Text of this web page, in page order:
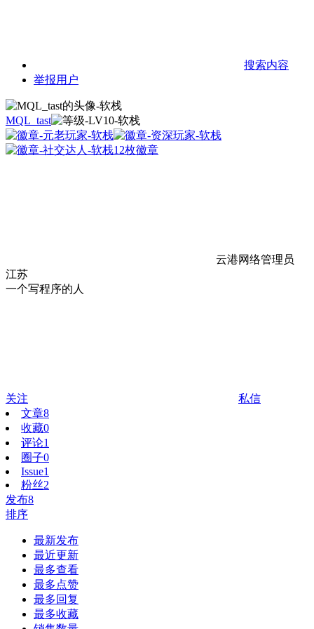
搜索内容
举报用户
MQL_tast
12枚徽章
云港网络管理员
江苏
一个写程序的人
关注
私信
文章8
收藏0
评论1
圈子0
Issue1
粉丝2
发布8
排序
最新发布
最近更新
最多查看
最多点赞
最多回复
最多收藏